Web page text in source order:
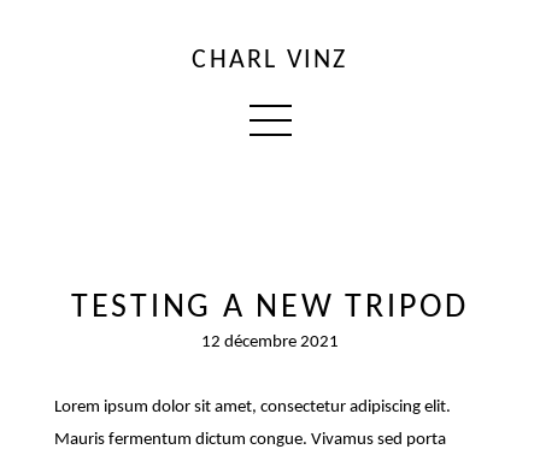
CHARL VINZ
TESTING A NEW TRIPOD
12 décembre 2021
Lorem ipsum dolor sit amet, consectetur adipiscing elit.
Mauris fermentum dictum congue. Vivamus sed porta